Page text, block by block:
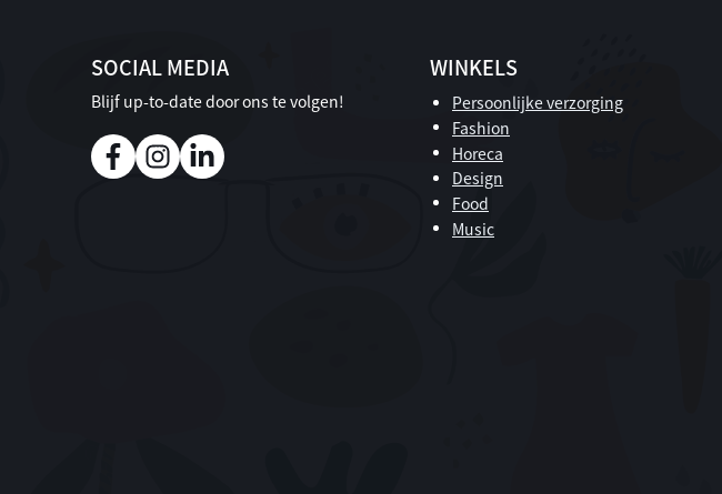
SOCIAL MEDIA
Blijf up-to-date door ons te volgen!
WINKELS
Persoonlijke verzorging
Fashion
Horeca
Design
Food
Music